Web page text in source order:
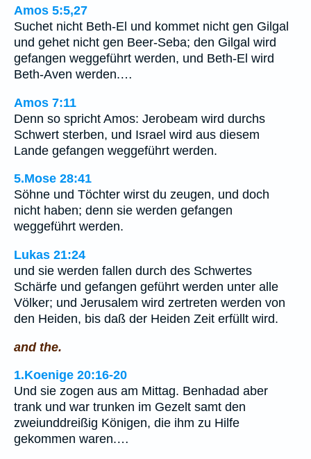
Amos 5:5,27
Suchet nicht Beth-El und kommet nicht gen Gilgal
und gehet nicht gen Beer-Seba; den Gilgal wird
gefangen weggeführt werden, und Beth-El wird
Beth-Aven werden.…
Amos 7:11
Denn so spricht Amos: Jerobeam wird durchs
Schwert sterben, und Israel wird aus diesem
Lande gefangen weggeführt werden.
5.Mose 28:41
Söhne und Töchter wirst du zeugen, und doch
nicht haben; denn sie werden gefangen
weggeführt werden.
Lukas 21:24
und sie werden fallen durch des Schwertes
Schärfe und gefangen geführt werden unter alle
Völker; und Jerusalem wird zertreten werden von
den Heiden, bis daß der Heiden Zeit erfüllt wird.
and the.
1.Koenige 20:16-20
Und sie zogen aus am Mittag. Benhadad aber
trank und war trunken im Gezelt samt den
zweiunddreißig Königen, die ihm zu Hilfe
gekommen waren.…